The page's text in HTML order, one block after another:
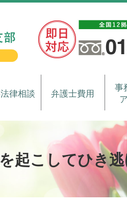
律相談 弁護士費用
事
を起こしてひき